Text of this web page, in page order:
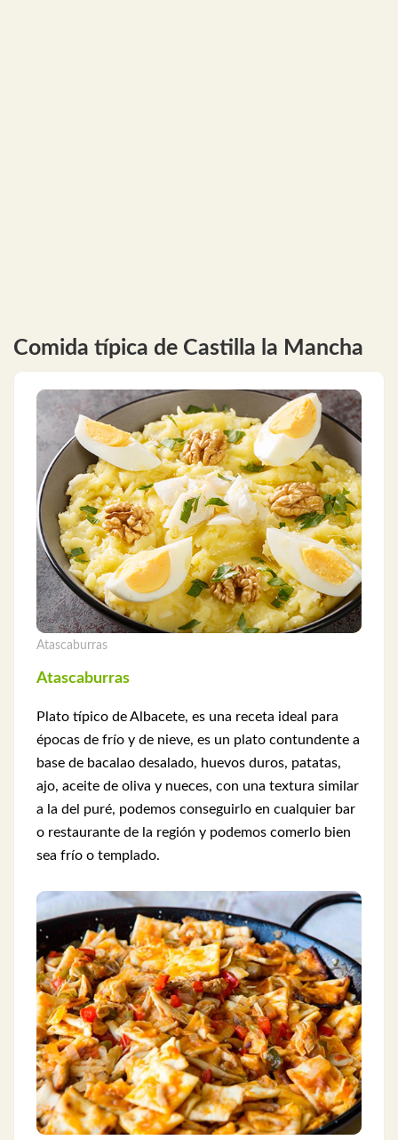
Comida típica de Castilla la Mancha
Atascaburras
Atascaburras
Plato típico de Albacete, es una receta ideal para
épocas de frío y de nieve, es un plato contundente a
base de bacalao desalado, huevos duros, patatas,
ajo, aceite de oliva y nueces, con una textura similar
a la del puré, podemos conseguirlo en cualquier bar
o restaurante de la región y podemos comerlo bien
sea frío o templado.